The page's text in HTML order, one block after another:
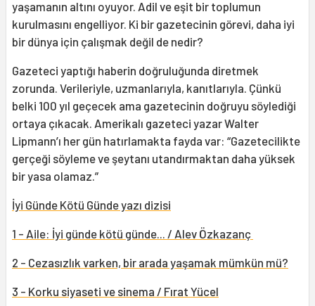
yaşamanın altını oyuyor. Adil ve eşit bir toplumun
kurulmasını engelliyor. Ki bir gazetecinin görevi, daha iyi
bir dünya için çalışmak değil de nedir?
Gazeteci yaptığı haberin doğruluğunda diretmek
zorunda. Verileriyle, uzmanlarıyla, kanıtlarıyla. Çünkü
belki 100 yıl geçecek ama gazetecinin doğruyu söylediği
ortaya çıkacak. Amerikalı gazeteci yazar Walter
Lipmann’ı her gün hatırlamakta fayda var: “Gazetecilikte
gerçeği söyleme ve şeytanı utandırmaktan daha yüksek
bir yasa olamaz.”
İyi Günde Kötü Günde yazı dizisi
1 - Aile: İyi günde kötü günde... / Alev Özkazanç
2 - Cezasızlık varken, bir arada yaşamak mümkün mü?
3 - Korku siyaseti ve sinema / Fırat Yücel